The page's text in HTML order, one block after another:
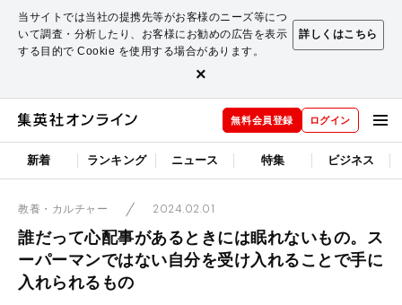
当サイトでは当社の提携先等がお客様のニーズ等につ
いて調査・分析したり、お客様にお勧めの広告を表示
する目的で Cookie を使用する場合があります。
詳しくはこちら
×
無料会員登録 ログイン
新着 ランキング ニュース 特集 ビジネス
教養・カルチャー 2024.02.01
誰だって心配事があるときには眠れないもの。ス
ーパーマンではない自分を受け入れることで手に
入れられるもの